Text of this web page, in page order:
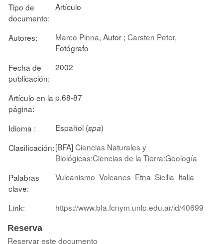
Tipo de
documento:
Artículo
Autores: Marco Pinna, Autor ; Carsten Peter,
Fotógrafo
Fecha de
publicación:
2002
Artículo en la
página:
p.68-87
Idioma : Español (spa)
Clasificación:[BFA]Ciencias Naturales y
Biológicas:Ciencias de la Tierra:Geología
Palabras
clave:
Vulcanismo Volcanes Etna Sicilia Italia
Link: https://www.bfa.fcnym.unlp.edu.ar/id/40699
Reserva
Reservar este documento